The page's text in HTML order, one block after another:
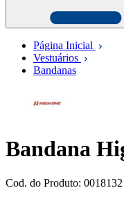
Página Inicial
Vestuários
Bandanas
Bandana
Cod. do Produto: 0018132